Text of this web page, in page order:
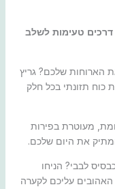
דרכים טעימות לשלב
הארוחות שלכם? גריץ
כוח תזונתי בכל חלק
מעוטרת בפירות
את היום שלכם.
לבבי? הניחו
עליכם לקערה